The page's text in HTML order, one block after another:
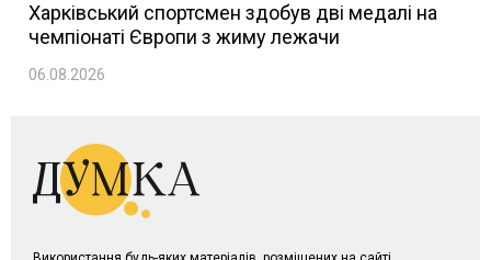
Харківський спортсмен здобув дві медалі на
чемпіонаті Європи з жиму лежачи
06.08.2026